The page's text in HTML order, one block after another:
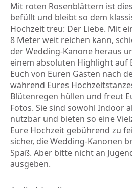
Mit roten Rosenblättern ist
befüllt und bleibt so dem
Hochzeit treu: Der Liebe. Mit
8 Meter weit reichen kann,
der Wedding-Kanone heraus
einem absoluten Highlight auf
Euch von Euren Gästen nach
während Eures
Blütenregen hüllen und freut
Fotos. Sie sind sowohl Indoor
nutzbar und bieten so eine
Eure Hochzeit gebührend zu
sicher, die Wedding-Kanonen
Spaß. Aber bitte nicht an
ausgeben.